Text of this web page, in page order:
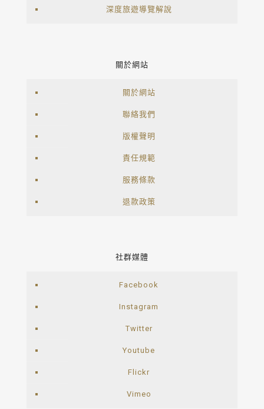
深度旅遊導覽解說
關於網站
關於網站
聯絡我們
版權聲明
責任規範
服務條款
退款政策
社群媒體
Facebook
Instagram
Twitter
Youtube
Flickr
Vimeo